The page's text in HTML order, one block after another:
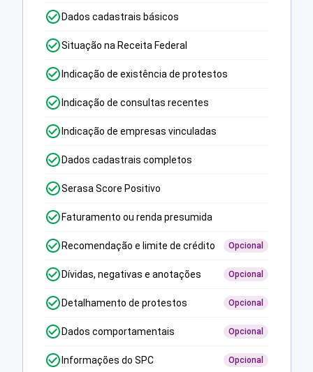
Dados cadastrais básicos
Situação na Receita Federal
Indicação de existência de protestos
Indicação de consultas recentes
Indicação de empresas vinculadas
Dados cadastrais completos
Serasa Score Positivo
Faturamento ou renda presumida
Recomendação e limite de crédito Opcional
Dívidas, negativas e anotações Opcional
Detalhamento de protestos Opcional
Dados comportamentais Opcional
Informações do SPC Opcional